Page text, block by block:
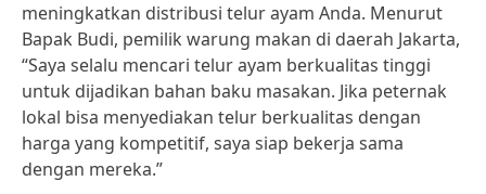
meningkatkan distribusi telur ayam Anda. Menurut
Bapak Budi, pemilik warung makan di daerah Jakarta,
“Saya selalu mencari telur ayam berkualitas tinggi
untuk dijadikan bahan baku masakan. Jika peternak
lokal bisa menyediakan telur berkualitas dengan
harga yang kompetitif, saya siap bekerja sama
dengan mereka.”